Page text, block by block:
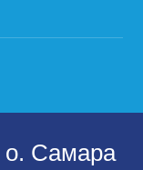
Самара